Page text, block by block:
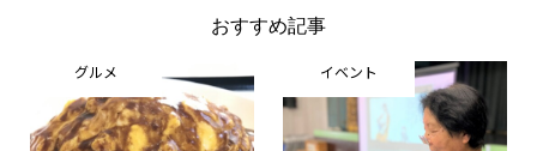
おすすめ記事
グルメ イベント